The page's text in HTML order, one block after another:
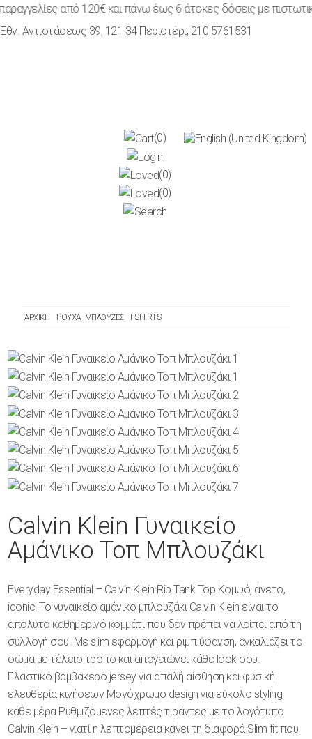
από 120€ και πάνω έως 6 άτοκες δόσεις με
Εθν. Αντιστάσεως 39, 121 34 Περιστέρι, 210 5761531
(0)
(0)
(0)
ΑΡΧΙΚΗ ΡΟΥΧΑ ΜΠΛΟΥΖΕΣ T-SHIRTS
Calvin Klein Γυναικείο
Αμάνικο Τοπ Μπλουζάκι
Everyday Essential – Calvin Klein Rib Tank Top Κομψό, άνετο,
iconic! Το γυναικείο αμάνικο μπλουζάκι Calvin Klein είναι το
απόλυτο καθημερινό κομμάτι που δεν πρέπει να λείπει από τη
συλλογή σου. Με slim εφαρμογή και ριμπ ύφανση, αγκαλιάζει το
σώμα με τέλειο τρόπο και απογειώνει κάθε look σου.
Ελαστικό βαμβακερό jersey για απαλή αίσθηση και φυσική
ελευθερία κινήσεων Μονόχρωμο design για εύκολο styling,
κάθε μέρα Ρυθμιζόμενες λεπτές τιράντες με το λογότυπο
Calvin Klein – γιατί η λεπτομέρεια κάνει τη διαφορά Slim fit που